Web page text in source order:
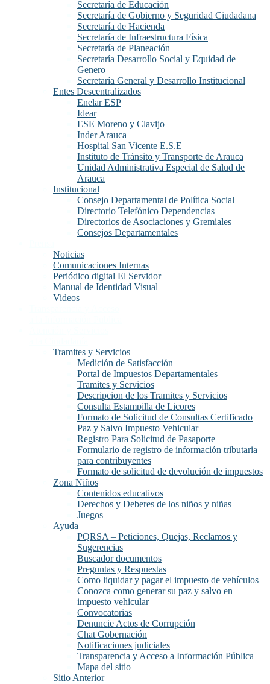
Secretaría de Educación
Secretaría de Gobierno y Seguridad Ciudadana
Secretaría de Hacienda
Secretaría de Infraestructura Física
Secretaría de Planeación
Secretaría Desarrollo Social y Equidad de
Genero
Secretaría General y Desarrollo Institucional
Entes Descentralizados
Enelar ESP
Idear
ESE Moreno y Clavijo
Inder Arauca
Hospital San Vicente E.S.E
Instituto de Tránsito y Transporte de Arauca
Unidad Administrativa Especial de Salud de
Arauca
Institucional
Consejo Departamental de Política Social
Directorio Telefónico Dependencias
Directorios de Asociaciones y Gremiales
Consejos Departamentales
Noticias
Comunicaciones Internas
Periódico digital El Servidor
Manual de Identidad Visual
Videos
Tramites y Servicios
Medición de Satisfacción
Portal de Impuestos Departamentales
Tramites y Servicios
Descripcion de los Tramites y Servicios
Consulta Estampilla de Licores
Formato de Solicitud de Consultas Certificado
Paz y Salvo Impuesto Vehicular
Registro Para Solicitud de Pasaporte
Formulario de registro de información tributaria
para contribuyentes
Formato de solicitud de devolución de impuestos
Zona Niños
Contenidos educativos
Derechos y Deberes de los niños y niñas
Juegos
Ayuda
PQRSA – Peticiones, Quejas, Reclamos y
Sugerencias
Buscador documentos
Preguntas y Respuestas
Como liquidar y pagar el impuesto de vehículos
Conozca como generar su paz y salvo en
impuesto vehicular
Convocatorias
Denuncie Actos de Corrupción
Chat Gobernación
Notificaciones judiciales
Transparencia y Acceso a Información Pública
Mapa del sitio
Sitio Anterior